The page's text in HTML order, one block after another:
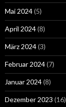
Mai 2024(5)
April 2024(8)
März 2024(3)
Februar 2024(7)
Januar 2024(8)
Dezember 2023 (16)